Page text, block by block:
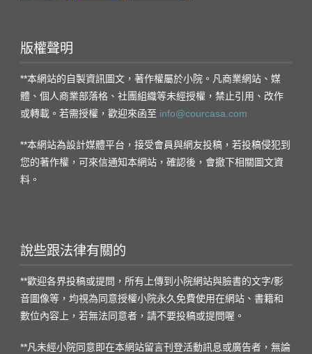
版權聲明
**本網站的自製資訊圖文，著作權屬於小院。凡商業網站、媒
體、個人商業部落格、社團組織等未經授權，禁止引用、改作
或轉載。若需授權，歡迎來函至 info@courcasa.com
**本網站為設計媒體平台，接受會員與網友投稿，若投稿侵犯到
您的著作權，可來信通知本網站，確認後，會撤下相關圖文資
料。
說些跟法律有關的
**歡迎各界投稿或提問，所有上傳到小院網站與臉書的文字/影
音圖像等，均視為同意授權小院永久免費使用在網站、書籍和
數位內容上，若無法同意者，請不要投稿或提問喔。
**凡未經小院同意即在本網站留言刊登活動訊息或廣告者，無論